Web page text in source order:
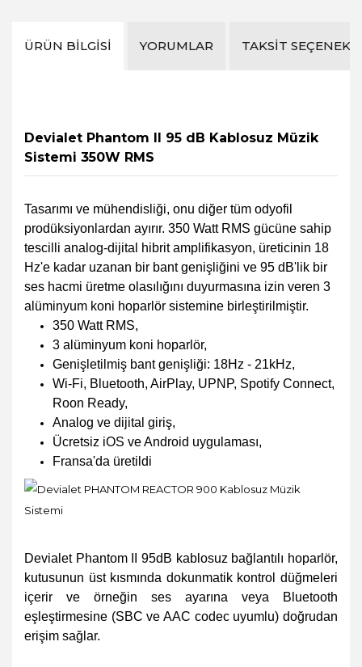
ÜRÜN BILGISI YORUMLAR TAKSIT
Devialet Phantom II 95 dB Kablosuz Müzik
Sistemi 350W RMS
Tasarımı ve mühendisliği, onu diğer tüm odyofil
prodüksiyonlardan ayırır. 350 Watt RMS gücüne sahip
tescilli analog-dijital hibrit amplifikasyon, üreticinin 18
Hz'e kadar uzanan bir bant genişliğini ve 95 dB'lik bir
ses hacmi üretme olasılığını duyurmasına izin veren 3
alüminyum koni hoparlör sistemine birleştirilmiştir.
350 Watt RMS,
3 alüminyum koni hoparlör,
Genişletilmiş bant genişliği: 18Hz - 21kHz,
Wi-Fi, Bluetooth, AirPlay, UPNP, Spotify Connect,
Roon Ready,
Analog ve dijital giriş,
Ücretsiz iOS ve Android uygulaması,
Fransa'da üretildi
Devialet Phantom II 95dB kablosuz bağlantılı hoparlör,
kutusunun üst kısmında dokunmatik kontrol düğmeleri
içerir ve örneğin ses ayarına veya Bluetooth
eşleştirmesine (SBC ve AAC codec uyumlu) doğrudan
erişim sağlar.